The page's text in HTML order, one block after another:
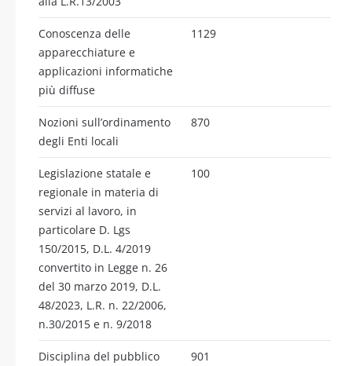
Conoscenza delle
apparecchiature e
applicazioni informatiche
più diffuse
1129
Nozioni sull’ordinamento
degli Enti locali
870
Legislazione statale e
regionale in materia di
servizi al lavoro, in
particolare D. Lgs
150/2015, D.L. 4/2019
convertito in Legge n. 26
del 30 marzo 2019, D.L.
48/2023, L.R. n. 22/2006,
n.30/2015 e n. 9/2018
100
Disciplina del pubblico
901